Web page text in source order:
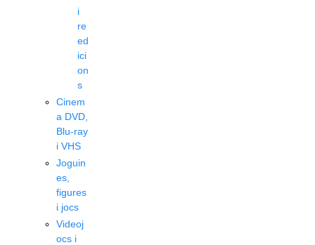
i
re
ed
ici
on
s
Cinem
a DVD,
Blu-ray
i VHS
Joguin
es,
figures
i jocs
Videoj
ocs i